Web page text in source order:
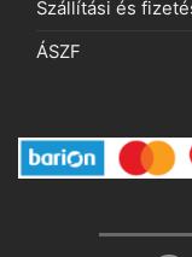
Szállítási és
ÁSZF